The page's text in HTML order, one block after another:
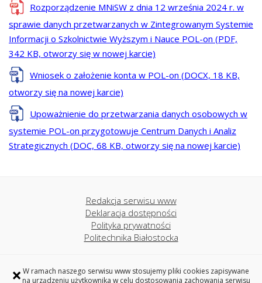
× W ramach naszego serwisu www stosujemy pliki cookies zapisywane
na urządzeniu użytkownika w celu dostosowania zachowania serwisu
Rozporządzenie MNiSW z dnia 12 września 2024 r. w
sprawie danych przetwarzanych w Zintegrowanym Systemie
Informacji o Szkolnictwie Wyższym i Nauce POL-on (PDF,
342 KB, otworzy się w nowej karcie)
Wniosek o założenie konta w POL-on (DOCX, 18 KB,
otworzy się na nowej karcie)
Upoważnienie do przetwarzania danych osobowych w
systemie POL-on przygotowuje Centrum Danych i Analiz
Strategicznych (DOC, 68 KB, otworzy się na nowej karcie)
Redakcja serwisu www
Deklaracja dostępności
Polityka prywatności
Politechnika Białostocka
Centrum Danych i Analiz Strategicznych